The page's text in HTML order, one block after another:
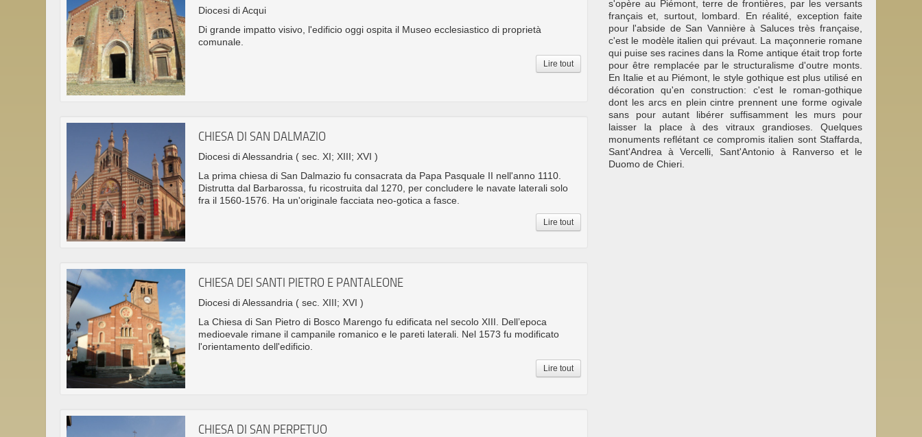
Diocesi di Acqui
Di grande impatto visivo, l'edificio oggi ospita il Museo ecclesiastico di proprietà
comunale.
Lire tout
CHIESA DI SAN DALMAZIO
Diocesi di Alessandria ( sec. XI; XIII; XVI )
La prima chiesa di San Dalmazio fu consacrata da Papa Pasquale II nell'anno 1110.
Distrutta dal Barbarossa, fu ricostruita dal 1270, per concludere le navate laterali solo
fra il 1560-1576. Ha un'originale facciata neo-gotica a fasce.
Lire tout
CHIESA DEI SANTI PIETRO E PANTALEONE
Diocesi di Alessandria ( sec. XIII; XVI )
La Chiesa di San Pietro di Bosco Marengo fu edificata nel secolo XIII. Dell’epoca
medioevale rimane il campanile romanico e le pareti laterali. Nel 1573 fu modificato
l'orientamento dell'edificio.
Lire tout
CHIESA DI SAN PERPETUO
s'opère au Piémont, terre de frontières, par les versants
français et, surtout, lombard. En réalité, exception faite
pour l'abside de San Vannière à Saluces très française,
c'est le modèle italien qui prévaut. La maçonnerie romane
qui puise ses racines dans la Rome antique était trop forte
pour être remplacée par le structuralisme d'outre monts.
En Italie et au Piémont, le style gothique est plus utilisé en
décoration qu'en construction: c'est le roman-gothique
dont les arcs en plein cintre prennent une forme ogivale
sans pour autant libérer suffisamment les murs pour
laisser la place à des vitraux grandioses. Quelques
monuments reflétant ce compromis italien sont Staffarda,
Sant'Andrea à Vercelli, Sant'Antonio à Ranverso et le
Duomo de Chieri.